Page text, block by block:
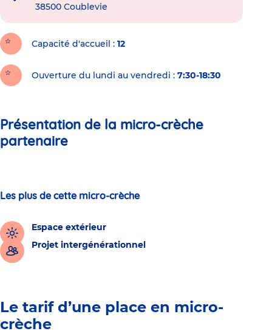
38500 Coublevie
Capacité d'accueil 12
Ouverture du lundi au vendredi : 7:30-18:30
Présentation de la micro-crèche
partenaire
Les plus de cette micro-crèche
Espace extérieur
Projet intergénérationnel
Le tarif d’une place en micro-
crèche